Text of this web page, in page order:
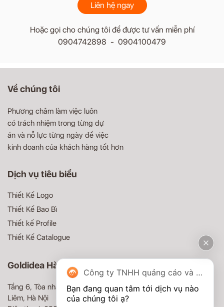
Liên hệ ngay
Hoặc gọi cho chúng tôi để được tư vấn miễn phí
0904742898 - 0904100479
Về chúng tôi
Phương châm làm việc luôn
có trách nhiệm trong từng dự
án và nỗ lực từng ngày để việc
kinh doanh của khách hàng tốt hơn
Dịch vụ tiêu biểu
Thiết Kế Logo
Thiết Kế Bao Bì
Thiết kế Profile
Thiết Kế Catalogue
Goldidea Hà Nội
Tầng 6, Tòa nhà MD Complex, 68 Nguyễn Cơ Thạch, Nam Từ
Liêm, Hà Nội
Công ty TNHH quảng cáo và truyền thông Goldidea
Bạn đang quan tâm tới dịch vụ nào